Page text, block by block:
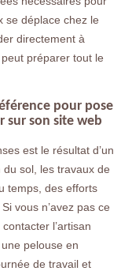
se déplace chez le
directement à
préparer tout le
pour pose
sur son site web
est le résultat d’un
sol, les travaux de
temps, des efforts
vous n’avez pas ce
l’artisan
pelouse en
de travail et